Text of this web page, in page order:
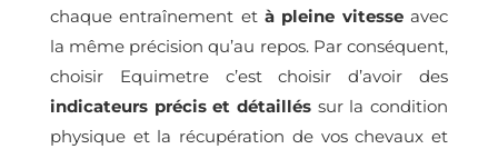
chaque entraînement et à pleine vitesseavec
la même précision qu’au repos. Par conséquent,
choisir Equimetre c’est choisir d’avoir des
indicateurs précis et détaillés sur la condition
physique et la récupération de vos chevaux et